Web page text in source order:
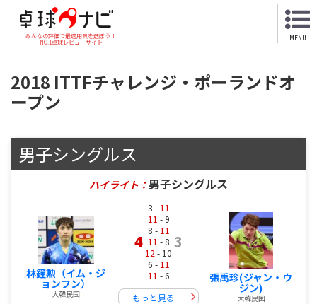
みんなの評価で最適用具を選ぼう！
NO.1卓球レビューサイト
MENU
2018 ITTFチャレンジ・ポーランドオ
ープン
男子シングルス
ハイライト： 男子シングルス
林鐘勲（イム・ジ
ョンフン）
大韓民国
4
3 - 11
11 - 9
8 - 11
11 - 8
12 - 10
6 - 11
11 - 6
3
もっと見る
張禹珍(ジャン・ウ
ジン)
大韓民国